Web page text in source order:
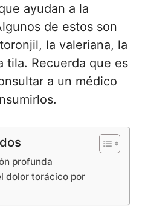
ayudan a la
de estos son
la valeriana, la
tila. Recuerda que es
a un médico
profunda
dolor torácico por